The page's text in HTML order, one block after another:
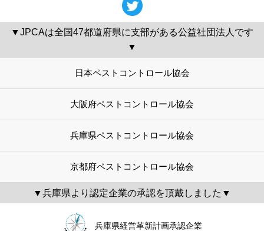
▼JPCAは全国47都道府県に支部がある公益社団法人です
▼
日本ペストコントロール協会
大阪府ペストコントロール協会
兵庫県ペストコントロール協会
京都府ペストコントロール協会
▼兵庫県より認定企業の承認を頂戴しました▼
兵庫県経営革新計画承認企業